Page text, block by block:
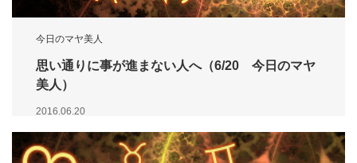
今日のマヤ美人
思い通りに事が進まない人へ（6/20 今日のマヤ
美人）
2016.06.20